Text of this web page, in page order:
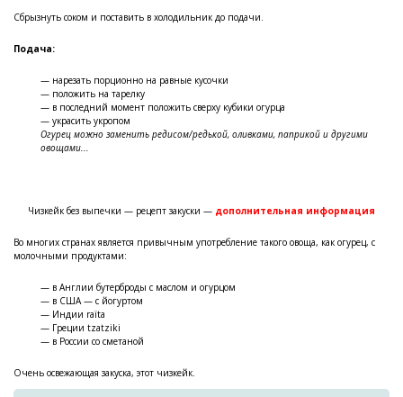
Сбрызнуть соком и поставить в холодильник до подачи.
Подача:
— нарезать порционно на равные кусочки
— положить на тарелку
— в последний момент положить сверху кубики огурца
— украсить укропом
Огурец можно заменить редисом/редькой, оливками, паприкой и другими
овощами...
Чизкейк без выпечки — рецепт закуски — дополнительная информация
Во многих странах является привычным употребление такого овоща, как огурец, с
молочными продуктами:
— в Англии бутерброды с маслом и огурцом
— в США — с йогуртом
— Индии raïta
— Греции tzatziki
— в России со сметаной
Очень освежающая закуска, этот чизкейк.